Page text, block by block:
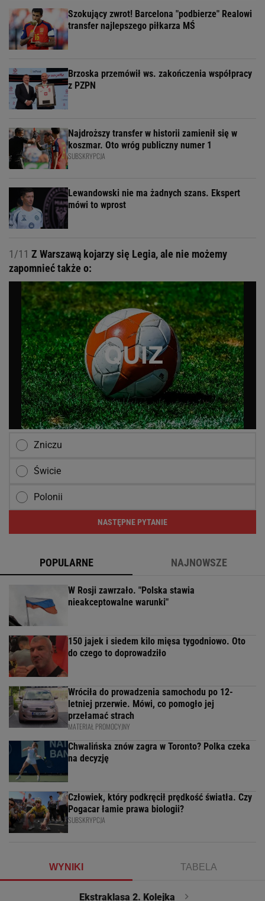
Szokujący zwrot! Barcelona "podbierze" Realowi
transfer najlepszego piłkarza MŚ
Brzoska przemówił ws. zakończenia współpracy
z PZPN
Najdroższy transfer w historii zamienił się w
koszmar. Oto wróg publiczny numer 1
SUBSKRYPCJA
Lewandowski nie ma żadnych szans. Ekspert
mówi to wprost
1/11 Z Warszawą kojarzy się Legia, ale nie możemy
zapomnieć także o:
Zniczu
Świcie
Polonii
NASTĘPNE PYTANIE
POPULARNE NAJNOWSZE
W Rosji zawrzało. "Polska stawia
nieakceptowalne warunki"
150 jajek i siedem kilo mięsa tygodniowo. Oto
do czego to doprowadziło
Wróciła do prowadzenia samochodu po 12-
letniej przerwie. Mówi, co pomogło jej
przełamać strach
MATERIAŁ PROMOCYJNY
Chwalińska znów zagra w Toronto? Polka czeka
na decyzję
Człowiek, który podkręcił prędkość światła. Czy
Pogacar łamie prawa biologii?
SUBSKRYPCJA
WYNIKI TABELA
Ekstraklasa 2. Kolejka